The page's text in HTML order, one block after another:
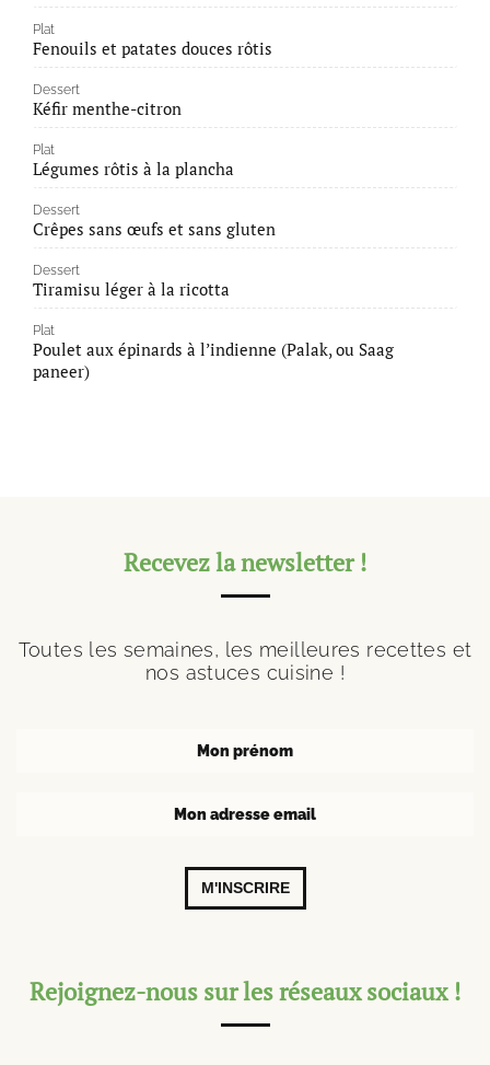
Plat
Fenouils et patates douces rôtis
Dessert
Kéfir menthe-citron
Plat
Légumes rôtis à la plancha
Dessert
Crêpes sans œufs et sans gluten
Dessert
Tiramisu léger à la ricotta
Plat
Poulet aux épinards à l’indienne (Palak, ou Saag
paneer)
Recevez la newsletter !
Toutes les semaines, les meilleures recettes et
nos astuces cuisine !
M'INSCRIRE
Rejoignez-nous sur les réseaux sociaux !